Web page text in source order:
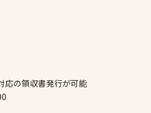
応の領収書発行が可能